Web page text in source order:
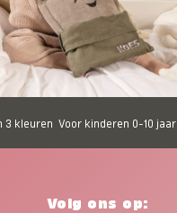
3 kleuren Voor kinderen 0-10 jaar
Volg ons op: